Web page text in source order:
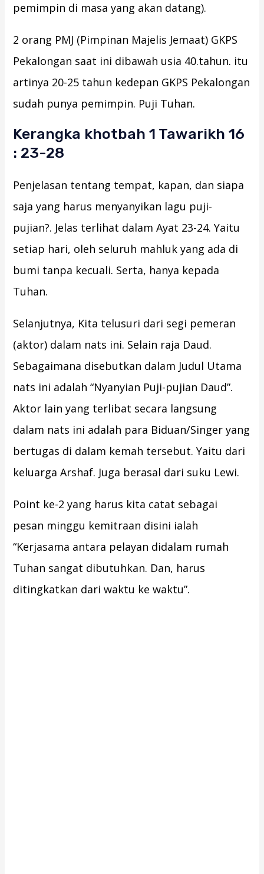
pemimpin di masa yang akan datang).
2 orang PMJ (Pimpinan Majelis Jemaat) GKPS
Pekalongan saat ini dibawah usia 40.tahun. itu
artinya 20-25 tahun kedepan GKPS Pekalongan
sudah punya pemimpin. Puji Tuhan.
Kerangka khotbah 1 Tawarikh 16
: 23-28
Penjelasan tentang tempat, kapan, dan siapa
saja yang harus menyanyikan lagu puji-
pujian?. Jelas terlihat dalam Ayat 23-24. Yaitu
setiap hari, oleh seluruh mahluk yang ada di
bumi tanpa kecuali. Serta, hanya kepada
Tuhan.
Selanjutnya, Kita telusuri dari segi pemeran
(aktor) dalam nats ini. Selain raja Daud.
Sebagaimana disebutkan dalam Judul Utama
nats ini adalah “Nyanyian Puji-pujian Daud”.
Aktor lain yang terlibat secara langsung
dalam nats ini adalah para Biduan/Singer yang
bertugas di dalam kemah tersebut. Yaitu dari
keluarga Arshaf. Juga berasal dari suku Lewi.
Point ke-2 yang harus kita catat sebagai
pesan minggu kemitraan disini ialah
“Kerjasama antara pelayan didalam rumah
Tuhan sangat dibutuhkan. Dan, harus
ditingkatkan dari waktu ke waktu”.